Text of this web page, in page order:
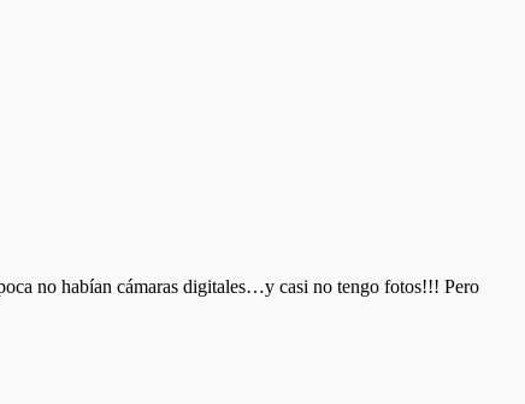
no habían cámaras digitales…y casi no tengo fotos!!! Pero